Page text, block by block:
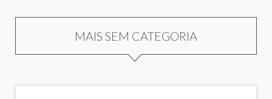
MAIS SEM CATEGORIA